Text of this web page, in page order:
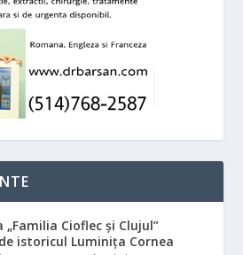
Cioflec și Clujul”
istoricul Luminița Cornea